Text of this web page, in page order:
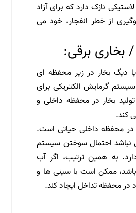
نازک دارد که برای آزاد
از خطر انفجار، خود می
/ بخاری برقی:
یا دیگ بخار در زیر محفظه ای
گرمایش الکتریکی برای
بخار در محفظه داخلی و
کند.
محفظه داخلی حیاتی است.
نباشد احتمال سوختن سیستم
به همین ترتیب، اگر آب
ممکن است با سینی ها و
در محفظه تداخل ایجاد کند.